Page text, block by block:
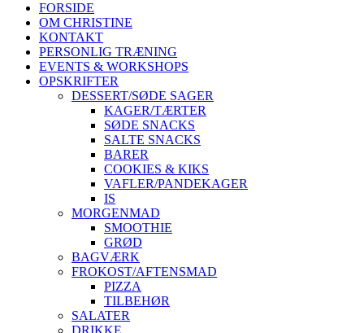
FORSIDE
OM CHRISTINE
KONTAKT
PERSONLIG TRÆNING
EVENTS & WORKSHOPS
OPSKRIFTER
DESSERT/SØDE SAGER
KAGER/TÆRTER
SØDE SNACKS
SALTE SNACKS
BARER
COOKIES & KIKS
VAFLER/PANDEKAGER
IS
MORGENMAD
SMOOTHIE
GRØD
BAGVÆRK
FROKOST/AFTENSMAD
PIZZA
TILBEHØR
SALATER
DRIKKE